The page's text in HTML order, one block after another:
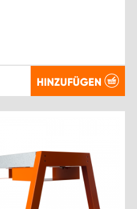
HINZUFÜGEN